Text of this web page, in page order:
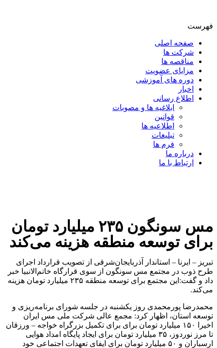
فهرست
صفحه اصلی
شرکت ها
مناقصه ها
مزایای عضویت
دوره های آموزشی
اخبار
اطلاع رسانی
ابلاغیه ها و مصوبات
قوانین
اطلاعیه ها
تبلیغات
فرم ها
درباره ما
ارتباط با ما
مس سونگون ۲۳۵ میلیارد تومان
برای توسعه منطقه هزینه می‌کند
تبریز – ایرنا – استاندار آذربایجان‌شرقی از تصویب قرارداد اجرای
طرح ذوب در مجتمع مس سونگون از سوی قرارگاه خاتم‌الانبیا خبر
داد و گفت:این مجتمع برای توسعه منطقه ۲۳۵ میلیارد تومان هزینه
می‌کند.
محمدرضا پورمحمدی روز یکشنبه در جلسه شورای برنامه‌ریزی و
توسعه استان، اظهار کرد: مجمع عالی شرکت ملی مس ایران
اخیرا ۱۵۰ میلیارد تومان برای برای تکمیل بزرگراه خواجه – ورزقان
تا مرز نوردوز، ۳۵ میلیارد تومان برای ایجاد پایگاه امداد هوایی
ارسباران و ۵۰ میلیارد تومان برای ایفای تعهدات اجتماعی خود